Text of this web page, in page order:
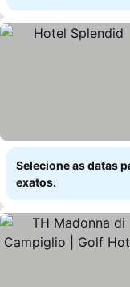
Selecione as datas
exatos.